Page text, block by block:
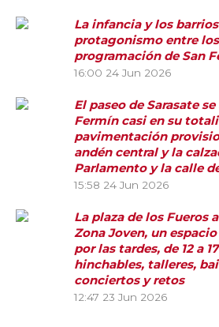
La infancia y los
protagonismo entre los
programación de San
16:00 24 Jun 2026
El paseo de Sarasate
Fermín casi en su
pavimentación
andén central y la
Parlamento y la calle
15:58 24 Jun 2026
La plaza de los Fueros
Zona Joven, un
por las tardes, de 12 a
hinchables, talleres,
conciertos y retos
12:47 23 Jun 2026